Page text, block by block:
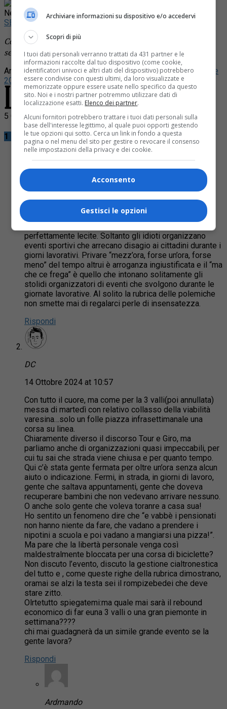
News!
SEGUICI
Continua a leggere le notizie de
segui la nostrapagina Facebook
Argomenti correlati:La Biella che piaceVaLBCPpubblicazione
2024/10/16rubrica rubrica LBCP
5 Commenti
1 Commento
Ardmando
14 Ottobre 2024 at 8:45
perfettamente lecite. Soltanto gli idioti organizzano
eventi sportivi che arrecano disagio ai cittadini durante i
giorni lavorativi. Privare “mezz’ora, forse un’ora, forse
meno” del tempo altrui è arroganza ingiustificata e il “ma
che ce frega” è quello che intonano solitamente gli
stolidi organizzatori di eventi che svolgono durante le
giornate lavorative. Al solito la rubrica delle polemiche
non smette mai di regalarci perle di insensatezza.
Rispondi
DC
14 Ottobre 2024 at 10:57
Con tutto il cuore, ma come per la 3 valli(poi annullata)
messa di martedì con relativo collasso della viabilità
varesina…solo un folle piazza infrasettimanale una
corsa su linea.
Chiaramente diverso il discorso Tour e Giro, ma
parliamo anche di organizzazioni quasi impeccabili, per
cui tu sai che strada viene chiusa e per quanto tempo.
Qui c’è stata gente fermata per oltre un’ora senza alcun
aiuto o indicazione. Fermi, in strada, in giorni di lavoro,
gente che saltava appuntamenti, gente che doveva
recuperare bambini che non vedevano arrivare nessuno.
O anche solo gente che voleva toranre a casa sua!
Ho sentito un fenomeno dire che “e vabbè i pensionati
non hanno niente da fare, che vadano a prendere i
nipotini a scuola e poi vadano a mangiarsi una pizza!”.
Ma pare che la libertà personale venga così
maldestralmente bloccata per una corsa di biciclette?
Non discuto l’evento, discuto la gestione cialtronestica
del tutto e , come queste righe della rubrica dimostrano,
oramai se alzi la testa sei il rompizebedei che deve
stare zitto.
Olrtetutto spiegatemi:ma quale mai sarà il rebound
economico di far euna 3 valli o una gran piemonte in
settimana????
chi mai guadagnerà da un simile grande evento se la
gente lavora?
Rispondi
Ardmando
Archiviare informazioni su dispositivo e/o accedervi
Scopri di più
I tuoi dati personali verranno trattati da 431 partner e le
informazioni raccolte dal tuo dispositivo (come cookie,
identificatori univoci e altri dati del dispositivo) potrebbero
essere condivise con questi ultimi, da loro visualizzate e
memorizzate oppure essere usate nello specifico da questo
sito. Noi e i nostri partner potremmo utilizzare dati di
localizzazione esatti. Elenco dei partner.
Alcuni fornitori potrebbero trattare i tuoi dati personali sulla
base dell'interesse legittimo, al quale puoi opporti gestendo
le tue opzioni qui sotto. Cerca un link in fondo a questa
pagina o nel menu del sito per gestire o revocare il consenso
nelle impostazioni della privacy e dei cookie.
Acconsento
Gestisci le opzioni